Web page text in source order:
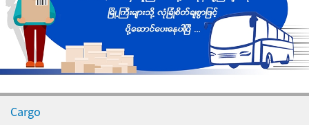
Cargo